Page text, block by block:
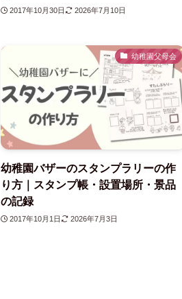
2017年10月30日 2026年7月10日
幼稚園父母会
幼稚園バザーのスタンプラリーの作
り方｜スタンプ帳・設置場所・景品
の記録
2017年10月1日 2026年7月3日